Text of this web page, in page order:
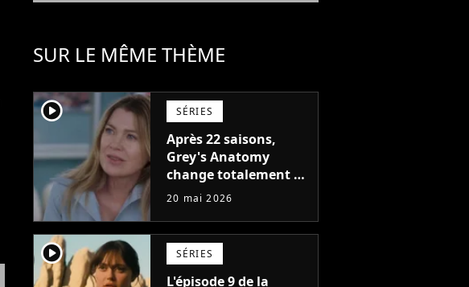
SUR LE MÊME THÈME
player2 SÉRIES
Après 22 saisons,
Grey's Anatomy
change totalement de
décor avec une
surprise
20 mai 2026
player2 SÉRIES
L'épisode 9 de la